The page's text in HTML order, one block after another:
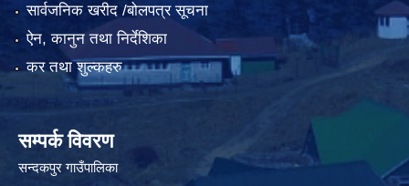
सार्वजनिक खरीद /बोलपत्र सूचना
ऐन, कानुन तथा निर्देशिका
कर तथा शुल्कहरु
सम्पर्क विवरण
सन्दकपुर गाउँपालिका